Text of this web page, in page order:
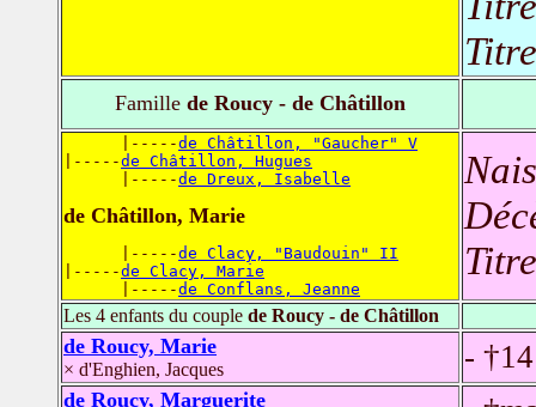
Famille de Roucy - de Châtillon
      |-----
de Châtillon, "Gaucher" V
|-----de Châtillon, Hugues
      |-----
de Dreux, Isabelle
de Châtillon, Marie
      |-----
de Clacy, "Baudouin" II
|-----de Clacy, Marie
      |-----
de Conflans, Jeanne
Les 4 enfants du couple de Roucy - de Châtillon
de Roucy, Marie
× d'Enghien, Jacques -
de Roucy, Marguerite